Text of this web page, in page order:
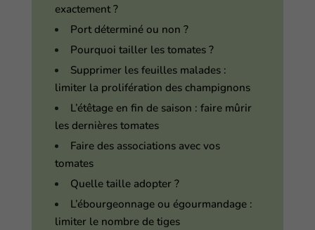
exactement ?
Port déterminé ou non ?
Pourquoi tailler les tomates ?
Supprimer les feuilles malades :
limiter la prolifération des champignons
L’étêtage en fin de saison : faire mûrir
les dernières tomates
Faire des associations avec vos
tomates
Quelle taille adopter ?
L’ébourgeonnage ou égourmandage :
limiter le nombre de tiges